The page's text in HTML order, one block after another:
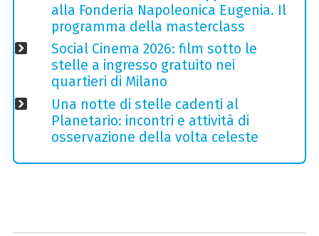
alla Fonderia Napoleonica Eugenia. Il
programma della masterclass
Social Cinema 2026: film sotto le
stelle a ingresso gratuito nei
quartieri di Milano
Una notte di stelle cadenti al
Planetario: incontri e attività di
osservazione della volta celeste